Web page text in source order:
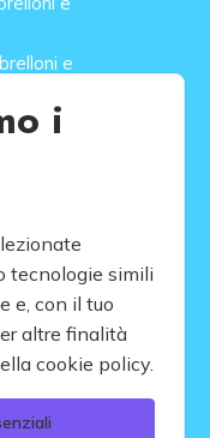
e
|
|
e
i
tecnologie simili
e, con il tuo
altre finalità
cookie policy.